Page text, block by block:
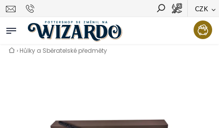
CZK
Vyhledávání Hledat
› Hůlky a Sběratelské předměty